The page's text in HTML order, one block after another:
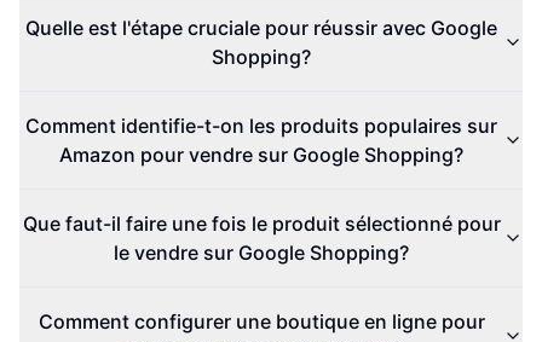
Quelle est l'étape cruciale pour réussir avec Google
Shopping?
Comment identifie-t-on les produits populaires sur
Amazon pour vendre sur Google Shopping?
Que faut-il faire une fois le produit sélectionné pour
le vendre sur Google Shopping?
Comment configurer une boutique en ligne pour